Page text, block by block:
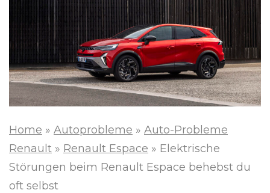
Home » Autoprobleme » Auto-Probleme
Renault » Renault Espace » Elektrische
Störungen beim Renault Espace behebst du
oft selbst